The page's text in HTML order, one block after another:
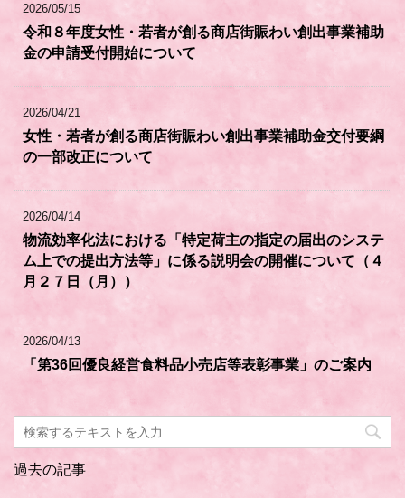
2026/05/15
令和８年度女性・若者が創る商店街賑わい創出事業補助
金の申請受付開始について
2026/04/21
女性・若者が創る商店街賑わい創出事業補助金交付要綱
の一部改正について
2026/04/14
物流効率化法における「特定荷主の指定の届出のシステ
ム上での提出方法等」に係る説明会の開催について（４
月２７日（月））
2026/04/13
「第36回優良経営食料品小売店等表彰事業」のご案内
過去の記事